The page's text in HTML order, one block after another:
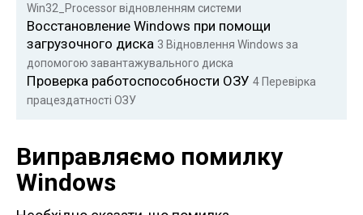
Win32_Processor відновленням системи
Восстановление Windows при помощи
загрузочного диска 3 Відновлення Windows за
допомогою завантажувального диска
Проверка работоспособности ОЗУ 4Перевірка
працездатності ОЗУ
Виправляємо помилку
Windows